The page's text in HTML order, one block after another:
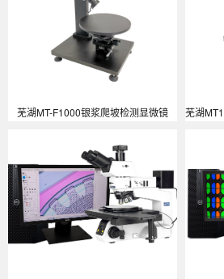
芜湖MT-F1000银浆爬坡检测显微镜